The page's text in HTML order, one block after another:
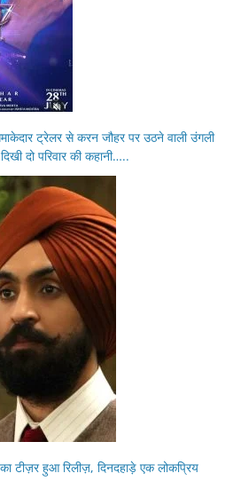
ट्रेलर से करन जौहर पर उठने वाली उंगली
दो परिवार की कहानी…..
का टीज़र हुआ रिलीज़, दिनदहाड़े एक लोकप्रिय